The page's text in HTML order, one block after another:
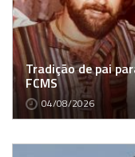
Tradição de pai
FCMS
04/08/2026